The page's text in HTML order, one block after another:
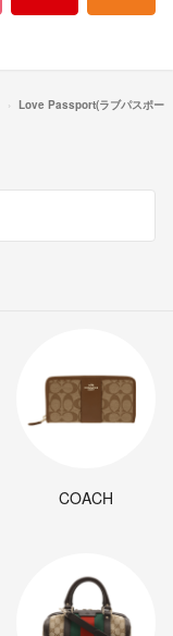
Love Passport(ラブパスポー
COACH